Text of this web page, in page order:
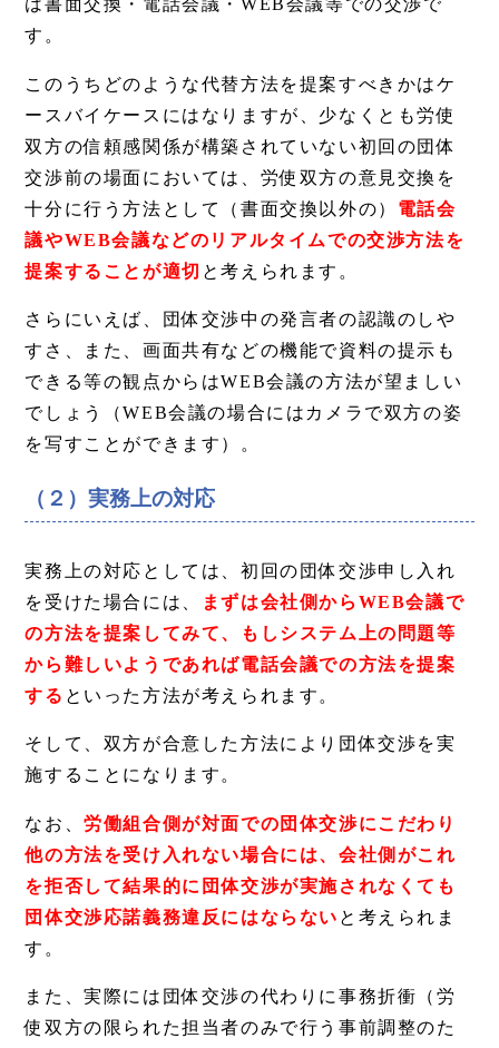
は書面交換・電話会議・WEB会議等での交渉で
す。
このうちどのような代替方法を提案すべきかはケ
ースバイケースにはなりますが、少なくとも労使
双方の信頼感関係が構築されていない初回の団体
交渉前の場面においては、労使双方の意見交換を
十分に行う方法として（書面交換以外の） 電話会
議やWEB会議などのリアルタイムでの交渉方法を
提案することが適切 と考えられます。
さらにいえば、団体交渉中の発言者の認識のしや
すさ、また、画面共有などの機能で資料の提示も
できる等の観点からはWEB会議の方法が望ましい
でしょう（WEB会議の場合にはカメラで双方の姿
を写すことができます）。
（２）実務上の対応
実務上の対応としては、初回の団体交渉申し入れ
を受けた場合には、
まずは会社側からWEB会議で
の方法を提案してみて、もしシステム上の問題等
から難しいようであれば電話会議での方法を提案
する といった方法が考えられます。
そして、双方が合意した方法により団体交渉を実
施することになります。
なお、労働組合側が対面での団体交渉にこだわり
他の方法を受け入れない場合には、会社側がこれ
を拒否して結果的に団体交渉が実施されなくても
団体交渉応諾義務違反にはならない と考えられま
す。
また、実際には団体交渉の代わりに事務折衝（労
使双方の限られた担当者のみで行う事前調整のた